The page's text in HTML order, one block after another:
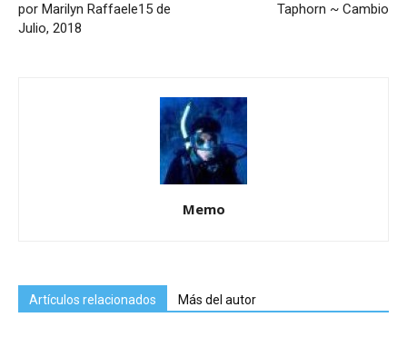
por Marilyn Raffaele15 de
Julio, 2018
Taphorn ~ Cambio
Memo
Artículos relacionados Más del autor